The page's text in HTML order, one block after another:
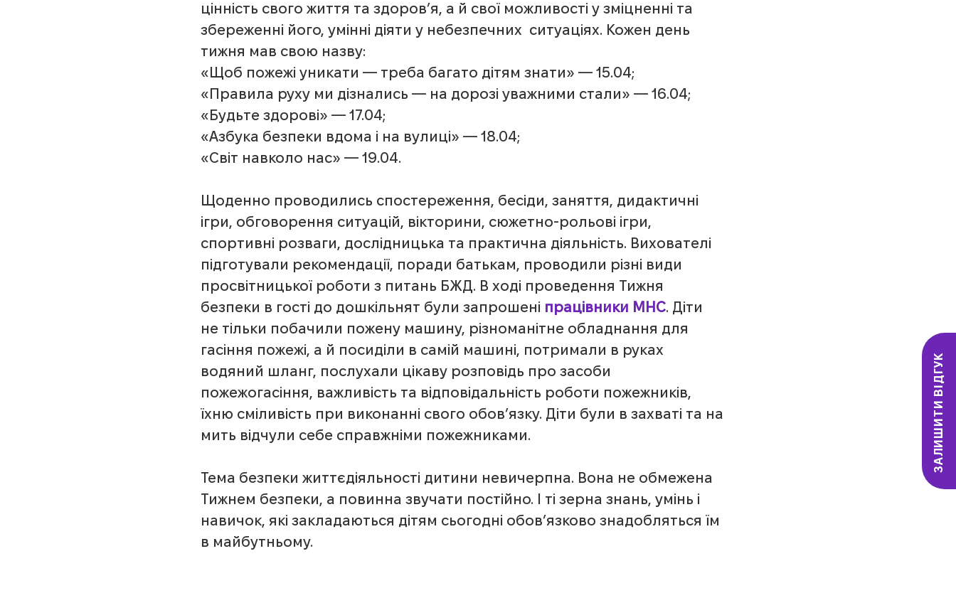
ЗАЛИШИТИ ВІДГУК
цінність свого життя та здоров’я, а й свої можливості у зміцненні та
збереженні його, умінні діяти у небезпечних  ситуаціях. Кожен день
тижня мав свою назву:
«Щоб пожежі уникати — треба багато дітям знати» — 15.04;
«Правила руху ми дізнались — на дорозі уважними стали» — 16.04;
«Будьте здорові» — 17.04;
«Азбука безпеки вдома і на вулиці» — 18.04;
«Світ навколо нас» — 19.04.
Щоденно проводились спостереження, бесіди, заняття, дидактичні
ігри, обговорення ситуацій, вікторини, сюжетно-рольові ігри,
спортивні розваги, дослідницька та практична діяльність. Вихователі
підготували рекомендації, поради батькам, проводили різні види
просвітницької роботи з питань БЖД. В ході проведення Тижня
безпеки в гості до дошкільнят були запрошені працівники МНС. Діти
не тільки побачили пожену машину, різноманітне обладнання для
гасіння пожежі, а й посиділи в самій машині, потримали в руках
водяний шланг, послухали цікаву розповідь про засоби
пожежогасіння, важливість та відповідальність роботи пожежників,
їхню сміливість при виконанні свого обов’язку. Діти були в захваті та на
мить відчули себе справжніми пожежниками.
Тема безпеки життєдіяльності дитини невичерпна. Вона не обмежена
Тижнем безпеки, а повинна звучати постійно. І ті зерна знань, умінь і
навичок, які закладаються дітям сьогодні обов’язково знадобляться їм
в майбутньому.